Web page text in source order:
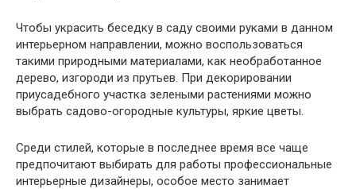
Чтобы украсить беседку в саду своими руками в данном
интерьерном направлении, можно воспользоваться
такими природными материалами, как необработанное
дерево, изгороди из прутьев. При декорировании
приусадебного участка зелеными растениями можно
выбрать садово-огородные культуры, яркие цветы.
Среди стилей, которые в последнее время все чаще
предпочитают выбирать для работы профессиональные
интерьерные дизайнеры, особое место занимает